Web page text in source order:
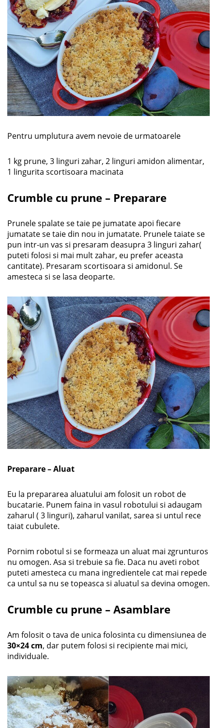
Pentru umplutura avem nevoie de urmatoarele
1 kg prune, 3 linguri zahar, 2 linguri amidon alimentar,
1 lingurita scortisoara macinata
Crumble cu prune – Preparare
Prunele spalate se taie pe jumatate apoi fiecare
jumatate se taie din nou in jumatate. Prunele taiate se
pun intr-un vas si presaram deasupra 3 linguri zahar(
puteti folosi si mai mult zahar, eu prefer aceasta
cantitate). Presaram scortisoara si amidonul. Se
amesteca si se lasa deoparte.
Preparare – Aluat
Eu la prepararea aluatului am folosit un robot de
bucatarie. Punem faina in vasul robotului si adaugam
zaharul ( 3 linguri), zaharul vanilat, sarea si untul rece
taiat cubulete.
Pornim robotul si se formeaza un aluat mai zgrunturos
nu omogen. Asa si trebuie sa fie. Daca nu aveti robot
puteti amesteca cu mana ingredientele cat mai repede
ca untul sa nu se topeasca si aluatul sa devina omogen.
Crumble cu prune – Asamblare
Am folosit o tava de unica folosinta cu dimensiunea de
30×24 cm, dar putem folosi si recipiente mai mici,
individuale.